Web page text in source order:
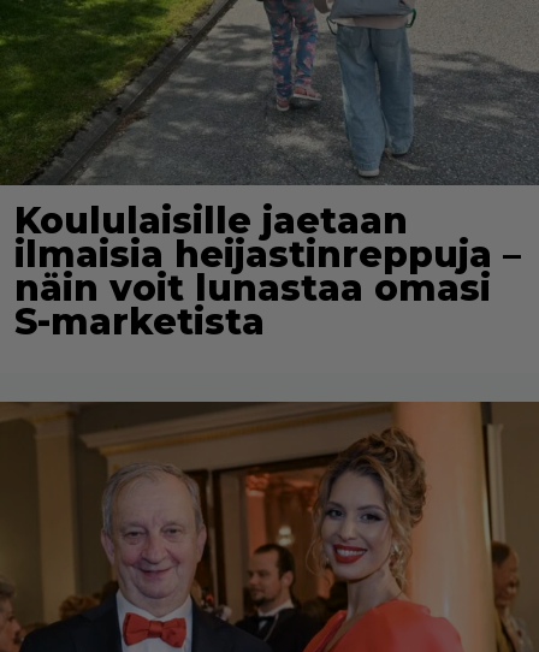
Koululaisille jaetaan
ilmaisia heijastinreppuja –
näin voit lunastaa omasi
S-marketista